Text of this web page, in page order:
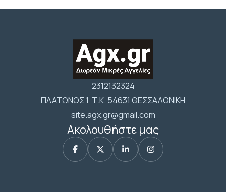
2312132324
ΠΛΑΤΩΝΟΣ 1 Τ.Κ. 54631 ΘΕΣΣΑΛΟΝΙΚΗ
site.agx.gr@gmail.com
Ακολουθήστε μας